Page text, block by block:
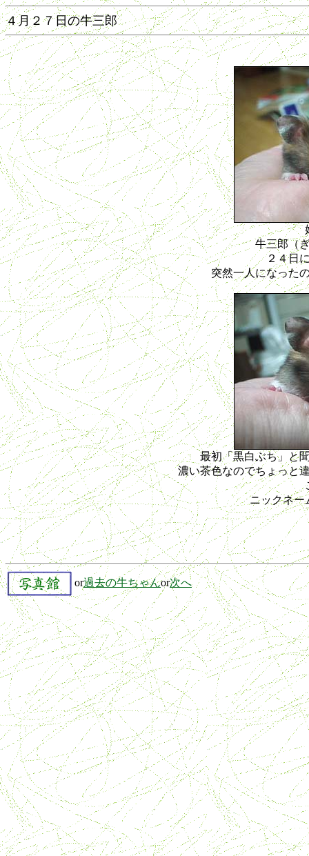
４月２７日の牛三郎
牛三郎（
２４日
突然一人になった
最初「黒白ぶち」と
濃い茶色なのでちょっと
ニックネー
or過去の牛ちゃんor次へ